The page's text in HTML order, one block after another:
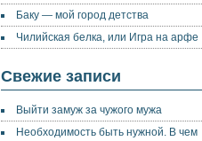
Баку — мой город детства
Чилийская белка, или Игра на арфе
Свежие записи
Выйти замуж за чужого мужа
Необходимость быть нужной. В чем